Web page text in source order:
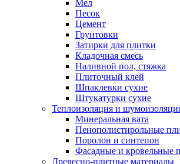
Мел
Песок
Цемент
Грунтовки
Затирки для плитки
Кладочная смесь
Наливной пол, стяжка
Плиточный клей
Шпаклевки сухие
Штукатурки сухие
Теплоизоляция и
Минеральная вата
Пенополистирольные
Поролон и синтепон
Фасадные и кровельные
Древесно-плитные материалы